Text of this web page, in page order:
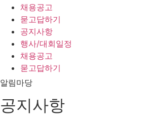
채용공고
묻고답하기
공지사항
행사/대회일정
채용공고
묻고답하기
알림마당
공지사항